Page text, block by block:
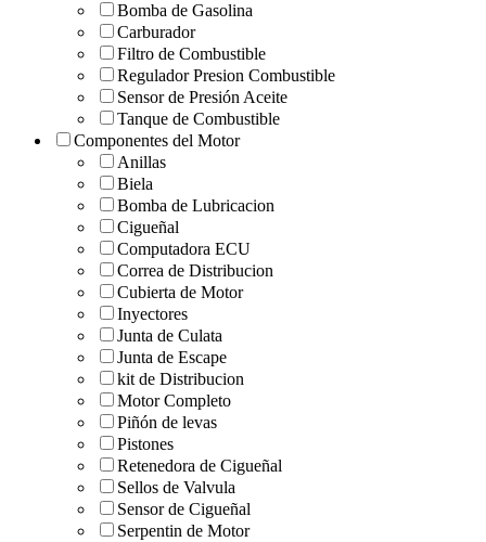
Bomba de Gasolina
Carburador
Filtro de Combustible
Regulador Presion Combustible
Sensor de Presión Aceite
Tanque de Combustible
Componentes del Motor
Anillas
Biela
Bomba de Lubricacion
Cigueñal
Computadora ECU
Correa de Distribucion
Cubierta de Motor
Inyectores
Junta de Culata
Junta de Escape
kit de Distribucion
Motor Completo
Piñón de levas
Pistones
Retenedora de Cigueñal
Sellos de Valvula
Sensor de Cigueñal
Serpentin de Motor